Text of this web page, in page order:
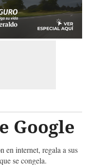
Google
en internet, regala a sus
se congela.